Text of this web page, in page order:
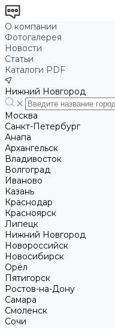
О компании
Фотогалерея
Новости
Статьи
Каталоги PDF
Нижний Новгород
Москва
Санкт-Петербург
Анапа
Архангельск
Владивосток
Волгоград
Иваново
Казань
Краснодар
Красноярск
Липецк
Нижний Новгород
Новороссийск
Новосибирск
Орёл
Пятигорск
Ростов-на-Дону
Самара
Смоленск
Сочи